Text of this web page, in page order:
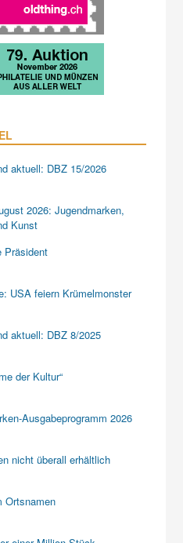
aktuell: DBZ 15/2026
2026: Jugendmarken,
Kunst
Präsident
USA feiern Krümelmonster
aktuell: DBZ 8/2025
der Kultur“
Ausgabeprogramm 2026
nicht überall erhältlich
Ortsnamen